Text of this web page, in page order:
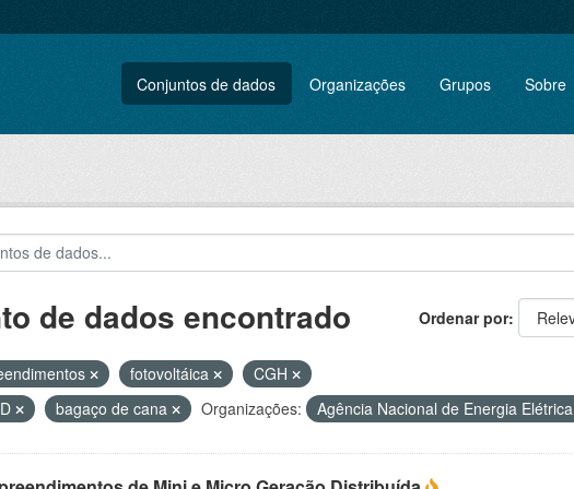
Conjuntos de dados Organizações Grupos Sobre
Ordenar por
de dados encontrado
fotovoltáica
CGH
bagaço de cana Organizações: Agência Nacional de Energia Elétrica